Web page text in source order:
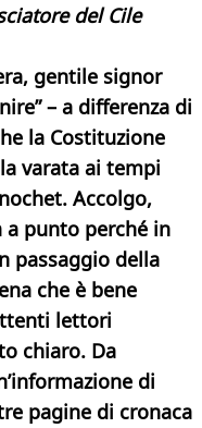
del Cile
gentile signor
– a differenza di
la Costituzione
varata ai tempi
Accolgo,
a punto perché in
passaggio della
che è bene
lettori
chiaro. Da
di
pagine di cronaca